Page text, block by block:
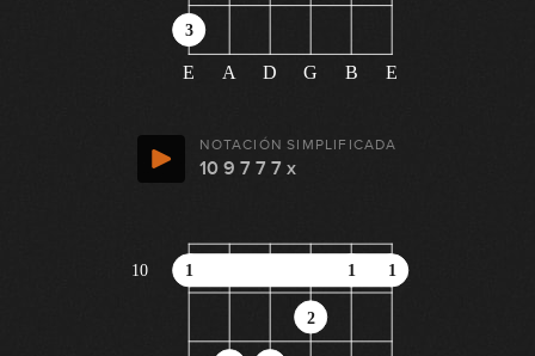
E A D G B E
3
NOTACIÓN SIMPLIFICADA
10 9 7 7 7 x
10 1 1 1
2